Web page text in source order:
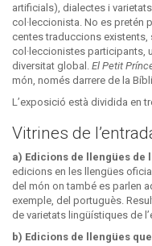
artificials), dialectes i
col·leccionista. No es pretén
centes traduccions existents,
col·leccionistes participants,
diversitat global. El Petit
món, només darrere de la
L’exposició està dividida en
Vitrines de
a) Edicions de llengües de
edicions en les llengües
del món on també es parlen
exemple, del portuguès.
de varietats lingüístiques de
b) Edicions de llengües